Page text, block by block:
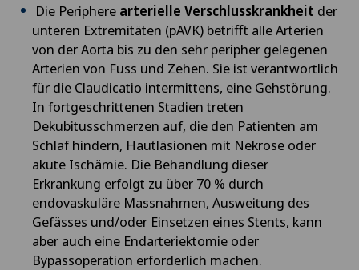
Die Periphere arterielle Verschlusskrankheit der
unteren Extremitäten (pAVK) betrifft alle Arterien
von der Aorta bis zu den sehr peripher gelegenen
Arterien von Fuss und Zehen. Sie ist verantwortlich
für die Claudicatio intermittens, eine Gehstörung.
In fortgeschrittenen Stadien treten
Dekubitusschmerzen auf, die den Patienten am
Schlaf hindern, Hautläsionen mit Nekrose oder
akute Ischämie. Die Behandlung dieser
Erkrankung erfolgt zu über 70 % durch
endovaskuläre Massnahmen, Ausweitung des
Gefässes und/oder Einsetzen eines Stents, kann
aber auch eine Endarteriektomie oder
Bypassoperation erforderlich machen.